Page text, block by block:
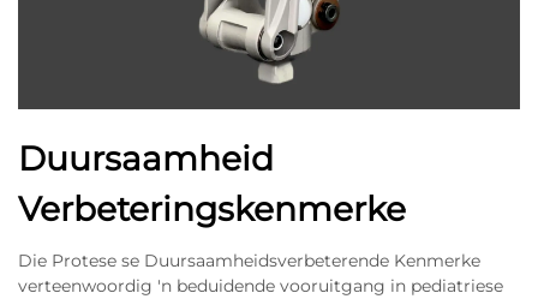
Duursaamheid
Verbeteringskenmerke
Die Protese se Duursaamheidsverbeterende Kenmerke
verteenwoordig 'n beduidende vooruitgang in pediatriese